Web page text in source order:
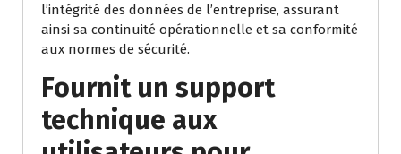
l’intégrité des données de l’entreprise, assurant
ainsi sa continuité opérationnelle et sa conformité
aux normes de sécurité.
Fournit un support
technique aux